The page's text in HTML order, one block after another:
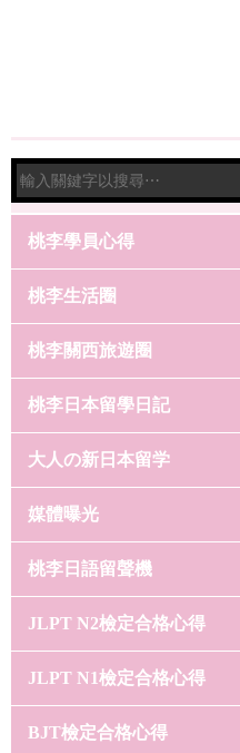
桃李學員心得
桃李生活圈
桃李關西旅遊圈
桃李日本留學日記
大人の新日本留学
媒體曝光
桃李日語留聲機
JLPT N2檢定合格心得
JLPT N1檢定合格心得
BJT檢定合格心得